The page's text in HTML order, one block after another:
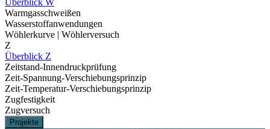
Warmgasschweißen
Wasserstoffanwendungen
Wöhlerkurve | Wöhlerversuch
Z
Überblick Z
Zeitstand-Innendruckprüfung
Zeit-Spannung-Verschiebungsprinzip
Zeit-Temperatur-Verschiebungsprinzip
Zugfestigkeit
Zugversuch
Projekte